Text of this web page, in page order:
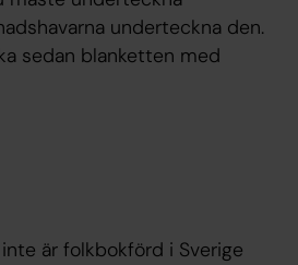
underteckna den.
sedan blanketten med
är folkbokförd i Sverige